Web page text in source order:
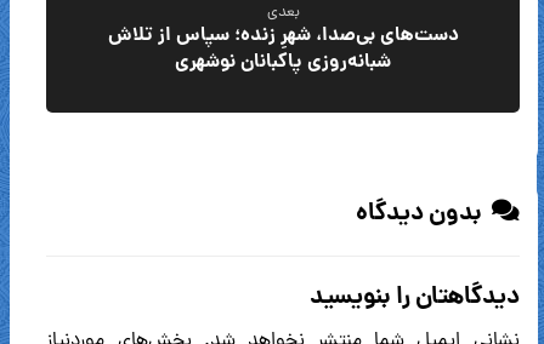
بعدی
دست‌های بی‌صدا، شهرِ زنده؛ سپاس از تلاش
شبانه‌روزی پاکبانان نوشهری
بدون دیدگاه
دیدگاهتان را بنویسید